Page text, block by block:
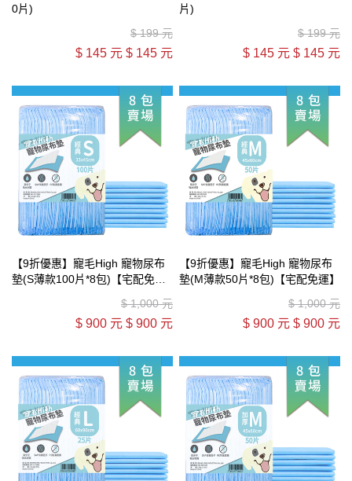
0片)
$199 元
$ 145 元 $ 145 元
片)
$199 元
$ 145 元 $ 145 元
【9折優惠】寵毛High 寵物尿布
墊(S薄款100片*8包)【宅配免
$1,000 元
$ 900 元 $ 900 元
【9折優惠】寵毛High 寵物尿布
墊(M薄款50片*8包)【宅配免運】
$1,000 元
$ 900 元 $ 900 元